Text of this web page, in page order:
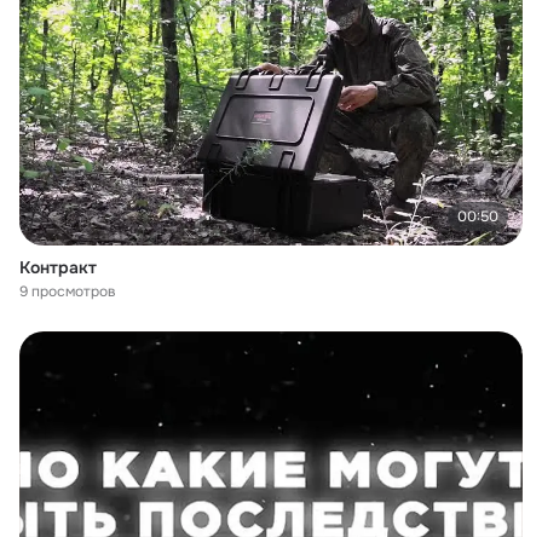
00:50
Контракт
9 просмотров